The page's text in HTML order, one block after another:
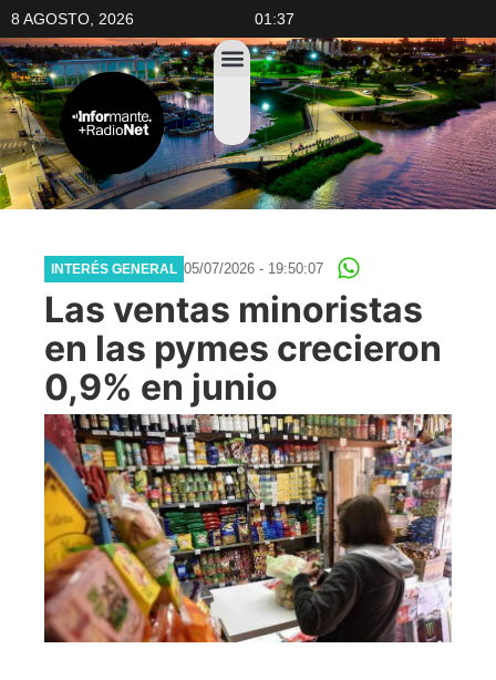
8 AGOSTO, 2026 01:37
INTERÉS GENERAL 05/07/2026 - 19:50:07
Las ventas minoristas
en las pymes crecieron
0,9% en junio